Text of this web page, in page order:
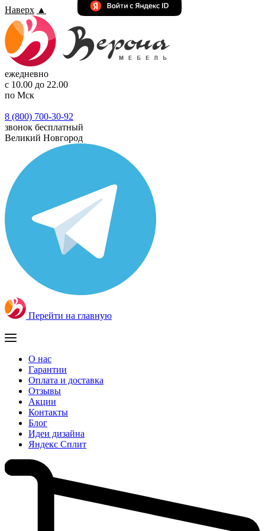
Наверх ▲
ежедневно
с 10.00 до 22.00
по Мск
8 (800) 700-30-92
звонок бесплатный
Великий Новгород
Перейти на главную
О нас
Гарантии
Оплата и доставка
Отзывы
Акции
Контакты
Блог
Идеи дизайна
Яндекс Сплит